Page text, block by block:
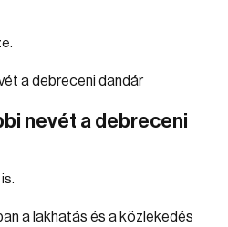
nevét a debreceni